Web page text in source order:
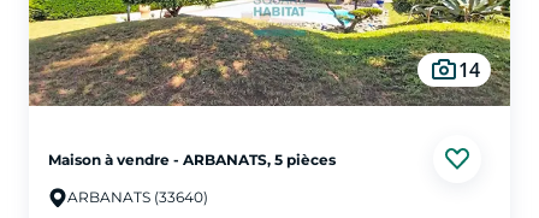
14
Maison à vendre - ARBANATS, 5 pièces
ARBANATS (33640)